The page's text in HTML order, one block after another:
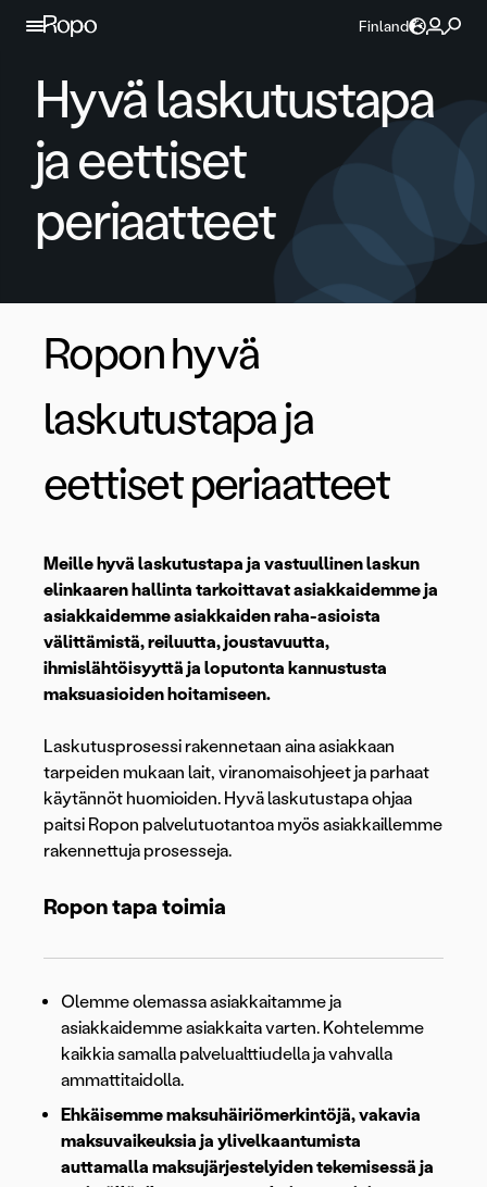
Jatka sisältöön
Finland
Hyvä laskutustapa
ja eettiset
periaatteet
Ropon hyvä
laskutustapa ja
eettiset periaatteet
Meille hyvä laskutustapa ja vastuullinen laskun
elinkaaren hallinta tarkoittavat asiakkaidemme ja
asiakkaidemme asiakkaiden raha-asioista
välittämistä, reiluutta, joustavuutta,
ihmislähtöisyyttä ja loputonta kannustusta
maksuasioiden hoitamiseen.
Laskutusprosessi rakennetaan aina asiakkaan
tarpeiden mukaan lait, viranomaisohjeet ja parhaat
käytännöt huomioiden. Hyvä laskutustapa ohjaa
paitsi Ropon palvelutuotantoa myös asiakkaillemme
rakennettuja prosesseja.
Ropon tapa toimia
Olemme olemassa asiakkaitamme ja
asiakkaidemme asiakkaita varten. Kohtelemme
kaikkia samalla palvelualttiudella ja vahvalla
ammattitaidolla.
Ehkäisemme maksuhäiriömerkintöjä, vakavia
maksuvaikeuksia ja ylivelkaantumista
auttamalla maksujärjestelyiden tekemisessä ja